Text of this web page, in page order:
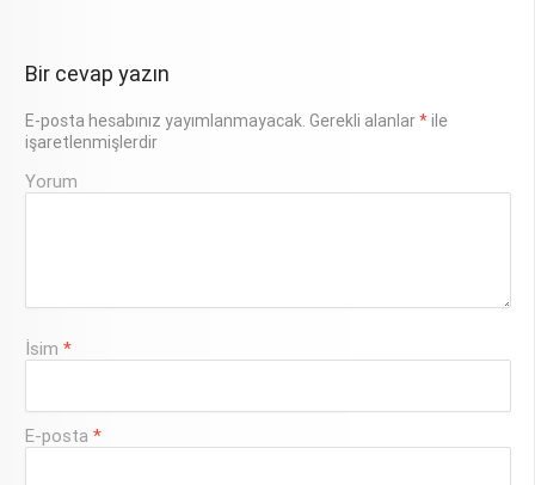
Bir cevap yazın
E-posta hesabınız yayımlanmayacak. Gerekli alanlar*ile
işaretlenmişlerdir
Yorum
İsim*
E-posta*